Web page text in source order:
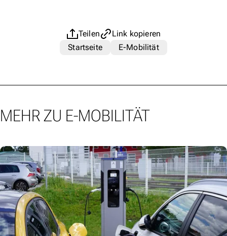
Teilen
Link kopieren
Startseite
E-Mobilität
MEHR ZU E-MOBILITÄT